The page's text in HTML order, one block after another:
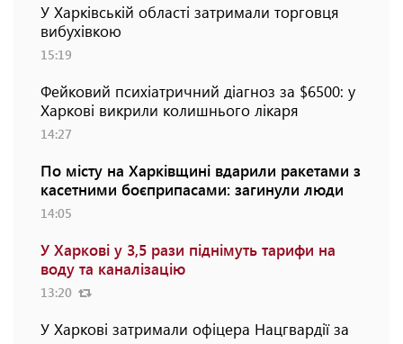
У Харківській області затримали торговця
вибухівкою
15:19
Фейковий психіатричний діагноз за $6500: у
Харкові викрили колишнього лікаря
14:27
По місту на Харківщині вдарили ракетами з
касетними боєприпасами: загинули люди
14:05
У Харкові у 3,5 рази піднімуть тарифи на
воду та каналізацію
13:20
У Харкові затримали офіцера Нацгвардії за